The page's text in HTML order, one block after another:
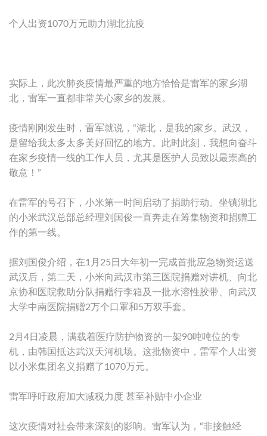
个人出资1070万元助力湖北抗疫
实际上，此次肺炎疫情最严重的地方恰恰是雷军的家乡湖
北，雷军一直都非常关心家乡的发展。
疫情刚刚发生时，雷军就说，“湖北，是我的家乡。武汉，
是留给我太多太多美好回忆的地方。此时此刻，我想向奋斗
在家乡疫情一线的工作人员，尤其是医护人员致以最崇高的
敬意！”
在雷军的号召下，小米第一时间启动了捐助行动。坐镇湖北
的小米武汉总部总经理刘国俊一直奔走在筹集物资和捐赠工
作的第一线。
据刘国俊介绍，在1月25日大年初一完成首批应急物资运送
武汉后，第二天，小米向武汉市第三医院捐赠对讲机、向北
京协和医院救助分队捐赠行李箱及一批水溶性胶带、向武汉
大学中南医院捐赠2万个口罩和5万双手套。
2月4日凌晨，满载着医疗防护物资的一架90吨吨位的专
机，由韩国抵达武汉天河机场。这批物资中，雷军个人出资
以小米集团名义捐赠了1070万元。
雷军呼吁政府加大减税力度 甚至补贴中小企业
这次疫情对社会带来深刻的影响。雷军认为，“非接触经